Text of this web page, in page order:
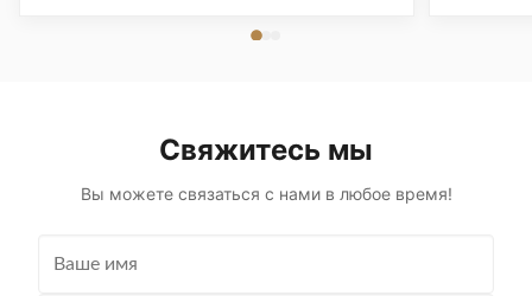
Distribution transformer Material Copper,
Свяжитесь мы
Вы можете связаться с нами в любое время!